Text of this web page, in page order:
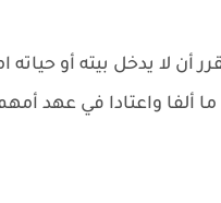
أن لا يدخل بيته أو حياته
واعتادا في عهد